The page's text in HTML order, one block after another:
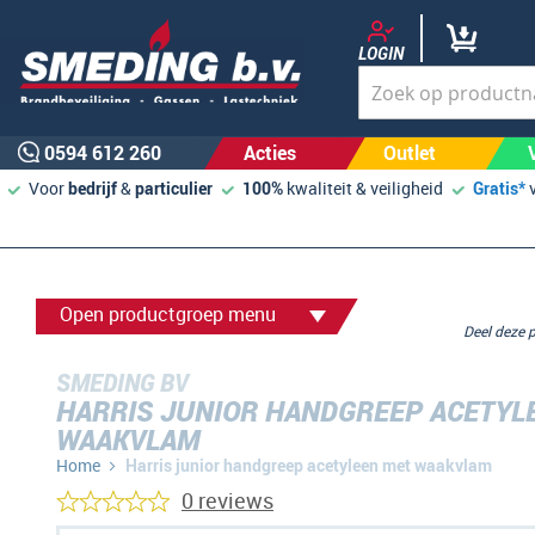
LOGIN
0594 612 260 Acties Outlet
Voorbedrijf&particulier 100% kwaliteit & veiligheid Gratis*
Open productgroep menu
SMEDING BV
HARRIS JUNIOR HANDGREEP
WAAKVLAM
Home Harris junior handgreep acetyleen met waakvlam
Deel
0 reviews